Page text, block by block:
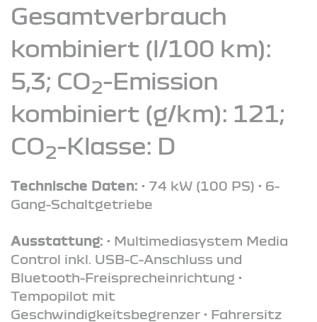
Gesamtverbrauch
kombiniert (l/100 km):
5,3; CO2-Emission
kombiniert (g/km): 121;
CO2-Klasse: D
Technische Daten: • 74 kW (100 PS) • 6-
Gang-Schaltgetriebe
Ausstattung: • Multimediasystem Media
Control inkl. USB-C-Anschluss und
Bluetooth-Freisprecheinrichtung •
Tempopilot mit
Geschwindigkeitsbegrenzer • Fahrersitz